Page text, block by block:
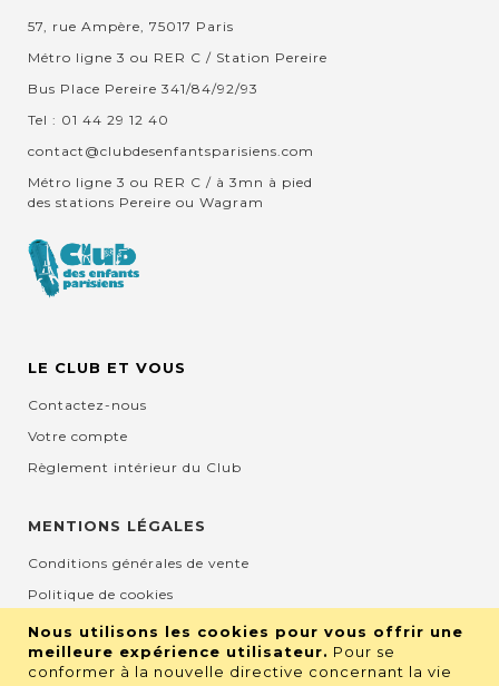
Nous utilisons les cookies pour vous offrir une
meilleure expérience utilisateur. Pour se
conformer à la nouvelle directive concernant la vie
57, rue Ampère, 75017 Paris
Métro ligne 3 ou RER C / Station Pereire
Bus Place Pereire 341/84/92/93
Tel : 01 44 29 12 40
contact@clubdesenfantsparisiens.com
Métro ligne 3 ou RER C / à 3mn à pied
des stations Pereire ou Wagram
LE CLUB ET VOUS
Contactez-nous
Votre compte
Règlement intérieur du Club
MENTIONS LÉGALES
Conditions générales de vente
Politique de cookies
Mentions légales et CGU
Protection de la vie privée